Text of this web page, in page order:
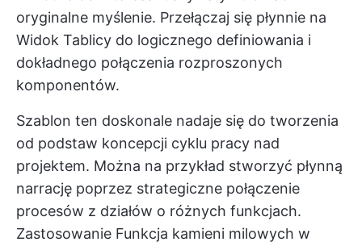
oryginalne myślenie. Przełączaj się płynnie na
Widok Tablicy do logicznego definiowania i
dokładnego połączenia rozproszonych
komponentów.
Szablon ten doskonale nadaje się do tworzenia
od podstaw koncepcji cyklu pracy nad
projektem. Można na przykład stworzyć płynną
narrację poprzez strategiczne połączenie
procesów z działów o różnych funkcjach.
Zastosowanie Funkcja kamieni milowych w